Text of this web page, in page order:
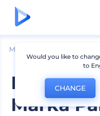
Mockuplar
Restoran
Marka
Would you like to
to
CHANGE